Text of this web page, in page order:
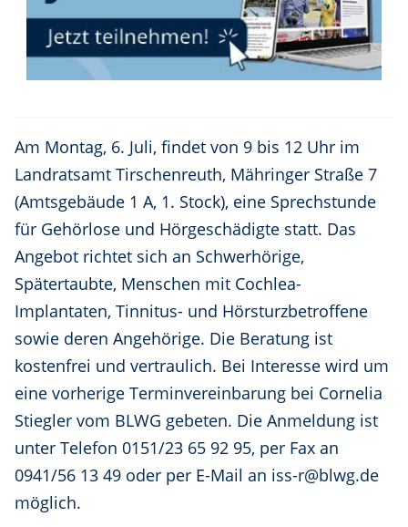
Am Montag, 6. Juli, findet von 9 bis 12 Uhr im
Landratsamt Tirschenreuth, Mähringer Straße 7
(Amtsgebäude 1 A, 1. Stock), eine Sprechstunde
für Gehörlose und Hörgeschädigte statt. Das
Angebot richtet sich an Schwerhörige,
Spätertaubte, Menschen mit Cochlea-
Implantaten, Tinnitus- und Hörsturzbetroffene
sowie deren Angehörige. Die Beratung ist
kostenfrei und vertraulich. Bei Interesse wird um
eine vorherige Terminvereinbarung bei Cornelia
Stiegler vom BLWG gebeten. Die Anmeldung ist
unter Telefon 0151/23 65 92 95, per Fax an
0941/56 13 49 oder per E-Mail an iss-r@blwg.de
möglich.